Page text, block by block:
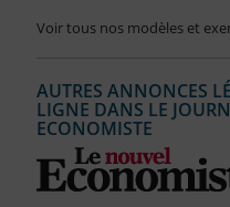
Voir tous nos modèles et
AUTRES ANNONCES
LIGNE DANS LE
ECONOMISTE